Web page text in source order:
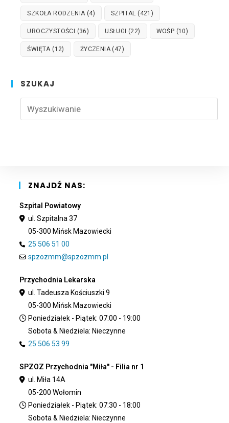
SZKOŁA RODZENIA(4) SZPITAL (421)
UROCZYSTOŚCI (36) USŁUGI (22) WOŚP (10)
ŚWIĘTA(12) ŻYCZENIA(47)
SZUKAJ
ZNAJDŹ NAS:
Szpital Powiatowy
ul. Szpitalna 37
05-300 Mińsk Mazowiecki
25 506 51 00
spzozmm@spzozmm.pl
Przychodnia Lekarska
ul. Tadeusza Kościuszki 9
05-300 Mińsk Mazowiecki
Poniedziałek - Piątek: 07:00 - 19:00
Sobota & Niedziela: Nieczynne
25 506 53 99
SPZOZ Przychodnia "Miła" - Filia nr 1
ul. Miła 14A
05-200 Wołomin
Poniedziałek - Piątek: 07:30 - 18:00
Sobota & Niedziela: Nieczynne